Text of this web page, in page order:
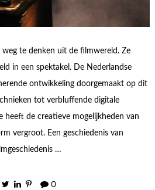
te denken uit de filmwereld. Ze
in een spektakel. De Nederlandse
ontwikkeling doorgemaakt op dit
tot verbluffende digitale
heeft de creatieve mogelijkheden van
vergroot. Een geschiedenis van
…
0